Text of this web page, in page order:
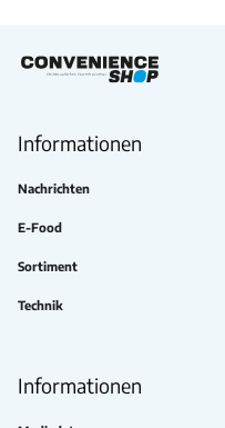
Informationen
Nachrichten
E-Food
Sortiment
Technik
Informationen